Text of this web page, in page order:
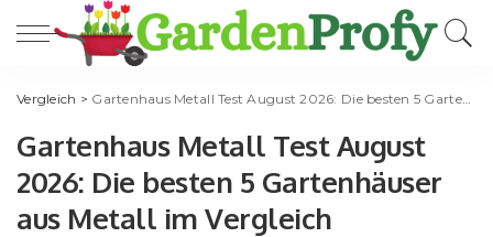
Vergleich > Gartenhaus Metall Test August 2026: Die besten 5 Gartenhäuser aus Metall im Vergleich
Gartenhaus Metall Test August
2026: Die besten 5 Gartenhäuser
aus Metall im Vergleich